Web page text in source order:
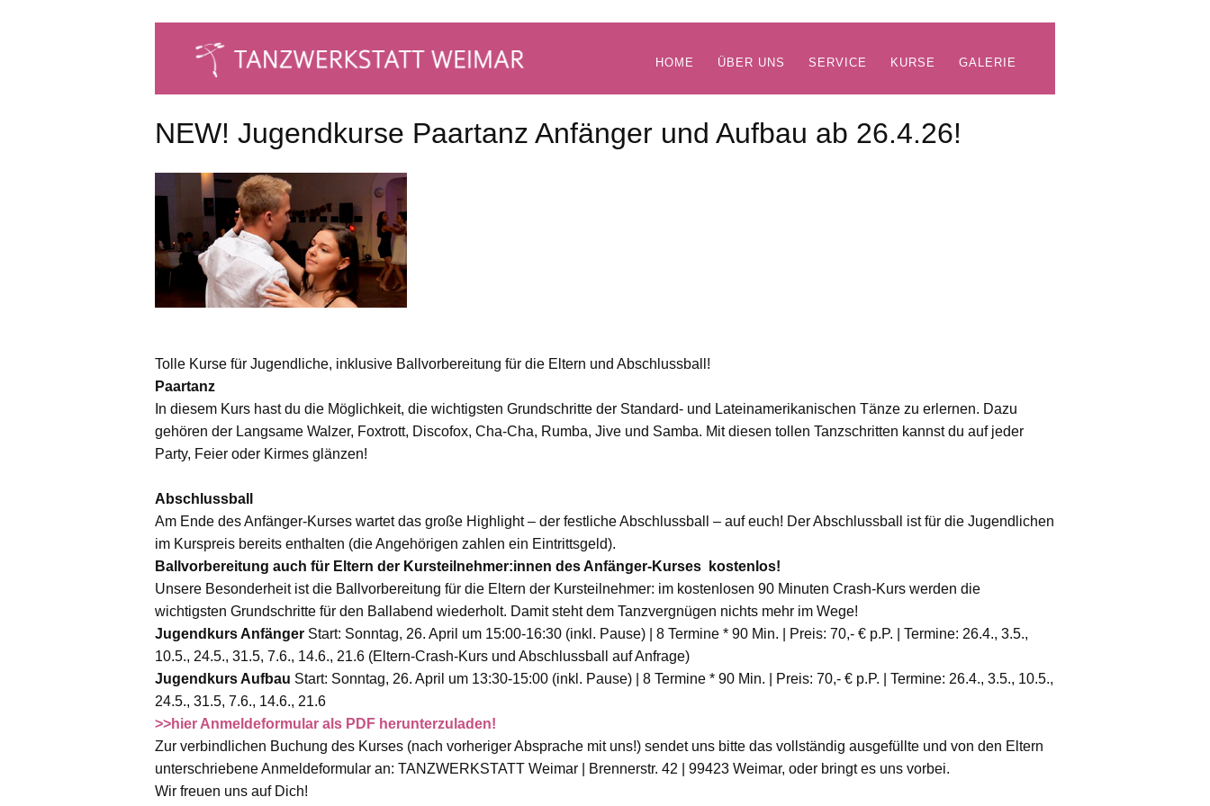
HOME ÜBER UNS SERVICE KURSE GALERIE
NEW! Jugendkurse Paartanz Anfänger und Aufbau ab 26.4.26!
Tolle Kurse für Jugendliche, inklusive Ballvorbereitung für die Eltern und Abschlussball!
Paartanz
In diesem Kurs hast du die Möglichkeit, die wichtigsten Grundschritte der Standard- und Lateinamerikanischen Tänze zu erlernen. Dazu
gehören der Langsame Walzer, Foxtrott, Discofox, Cha-Cha, Rumba, Jive und Samba. Mit diesen tollen Tanzschritten kannst du auf jeder
Party, Feier oder Kirmes glänzen!
Abschlussball
Am Ende des Anfänger-Kurses wartet das große Highlight – der festliche Abschlussball – auf euch! Der Abschlussball ist für die Jugendlichen
im Kurspreis bereits enthalten (die Angehörigen zahlen ein Eintrittsgeld).
Ballvorbereitung auch für Eltern der Kursteilnehmer:innen des Anfänger-Kurses kostenlos!
Unsere Besonderheit ist die Ballvorbereitung für die Eltern der Kursteilnehmer: im kostenlosen 90 Minuten Crash-Kurs werden die
wichtigsten Grundschritte für den Ballabend wiederholt. Damit steht dem Tanzvergnügen nichts mehr im Wege!
Jugendkurs Anfänger Start: Sonntag, 26. April um 15:00-16:30 (inkl. Pause) | 8 Termine * 90 Min. | Preis: 70,- € p.P. | Termine: 26.4., 3.5.,
10.5., 24.5., 31.5, 7.6., 14.6., 21.6 (Eltern-Crash-Kurs und Abschlussball auf Anfrage)
Jugendkurs Aufbau Start: Sonntag, 26. April um 13:30-15:00 (inkl. Pause) | 8 Termine * 90 Min. | Preis: 70,- € p.P. | Termine: 26.4., 3.5., 10.5.,
24.5., 31.5, 7.6., 14.6., 21.6
>>hier Anmeldeformular als PDF herunterzuladen!
Zur verbindlichen Buchung des Kurses (nach vorheriger Absprache mit uns!) sendet uns bitte das vollständig ausgefüllte und von den Eltern
unterschriebene Anmeldeformular an: TANZWERKSTATT Weimar | Brennerstr. 42 | 99423 Weimar, oder bringt es uns vorbei.
Wir freuen uns auf Dich!